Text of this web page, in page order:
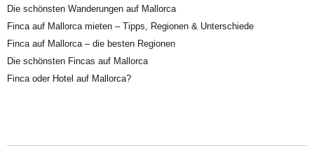
Die schönsten Wanderungen auf Mallorca
Finca auf Mallorca mieten – Tipps, Regionen & Unterschiede
Finca auf Mallorca – die besten Regionen
Die schönsten Fincas auf Mallorca
Finca oder Hotel auf Mallorca?